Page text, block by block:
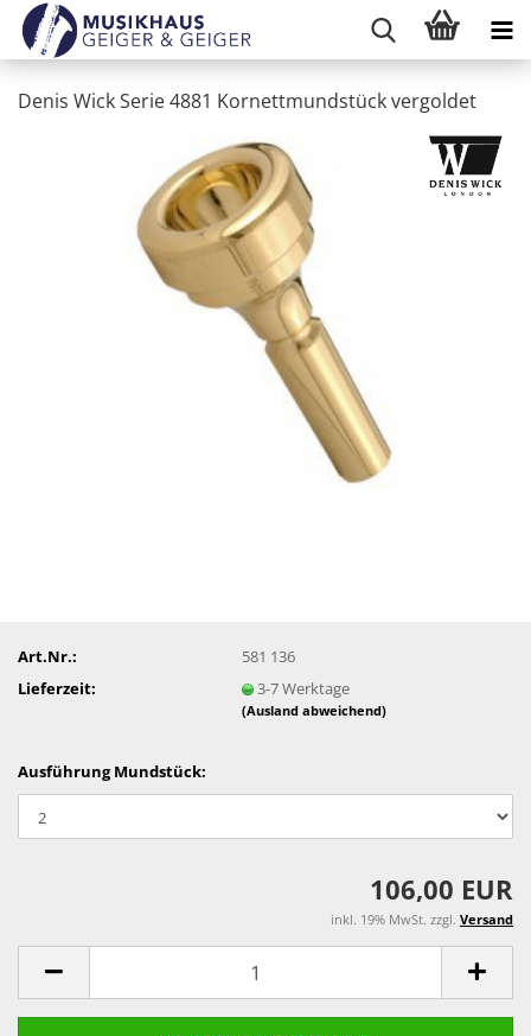
Denis Wick Serie 4881 Kornettmundstück vergoldet
Art.Nr.:
581 136
Lieferzeit:
3-7 Werktage
(Ausland abweichend)
Ausführung Mundstück:
106,00 EUR
inkl. 19% MwSt. zzgl. Versand